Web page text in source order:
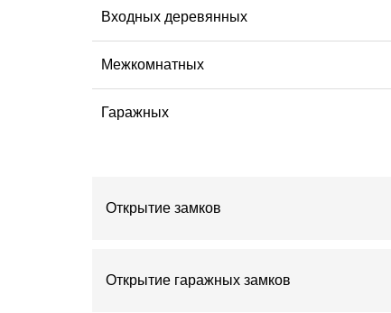
Входных деревянных
Межкомнатных
Гаражных
Открытие замков
Открытие гаражных замков